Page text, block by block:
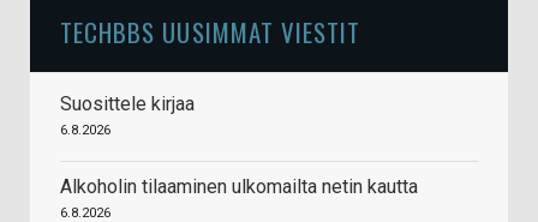
TECHBBS UUSIMMAT VIESTIT
Suosittele kirjaa
6.8.2026
Alkoholin tilaaminen ulkomailta netin kautta
6.8.2026